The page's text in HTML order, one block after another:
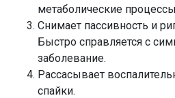
метаболические
Снимает пассивность и
Быстро справляется с
заболевание.
Рассасывает
спайки.